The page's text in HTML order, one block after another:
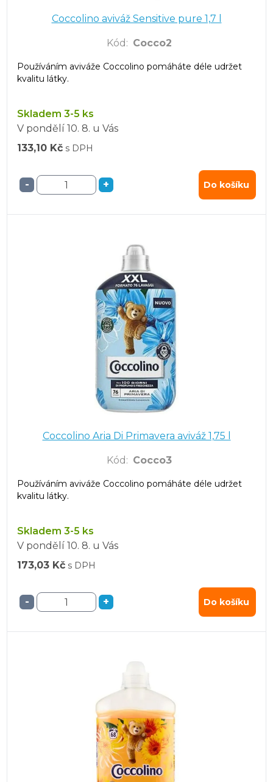
Coccolino aviváž Sensitive pure 1,7 l
Kód : Cocco2
Používáním aviváže Coccolino pomáháte déle udržet
kvalitu látky.
Skladem 3-5 ks
V pondělí 10. 8. u Vás
133,10 Kč s DPH
- + Do košíku
Coccolino Aria Di Primavera aviváž 1,75 l
Kód : Cocco3
Používáním aviváže Coccolino pomáháte déle udržet
kvalitu látky.
Skladem 3-5 ks
V pondělí 10. 8. u Vás
173,03 Kč s DPH
- + Do košíku